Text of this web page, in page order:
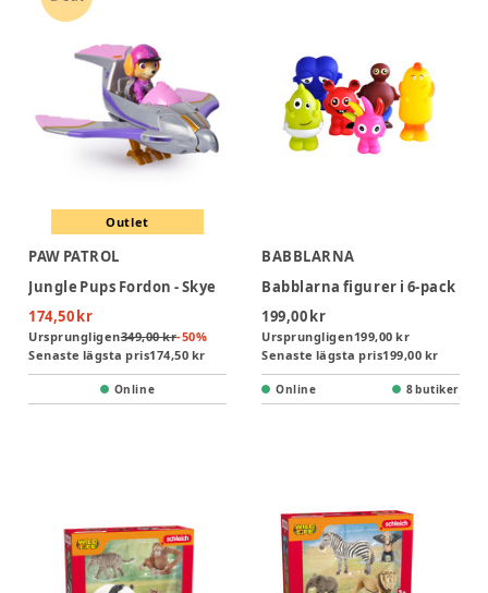
Outlet
PAW PATROL
Jungle Pups Fordon - Skye
174,50 kr
Ursprungligen349,00 kr-50%
Senaste lägsta pris174,50 kr
Online
BABBLARNA
Babblarna figurer i 6-pack
199,00 kr
Ursprungligen199,00 kr
Senaste lägsta pris199,00 kr
Online 8 butiker